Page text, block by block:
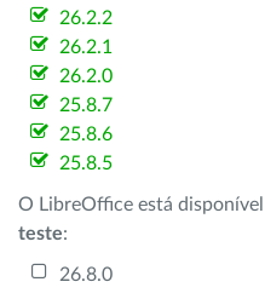
26.2.2
26.2.1
26.2.0
25.8.7
25.8.6
25.8.5
O LibreOffice está
teste:
26.8.0